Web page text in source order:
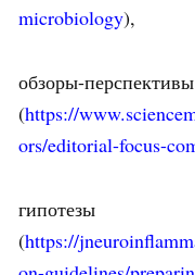
microbiology),
обзоры-перспективы
(https://
ors/editorial-focus-
гипотезы
(https://